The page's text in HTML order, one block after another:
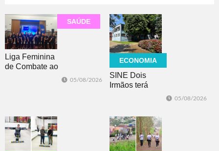
SAÚDE
Liga Feminina
de Combate ao
05/08/2026
ECONOMIA
SINE Dois
Irmãos terá
de emprego no
dia 10
05/08/2026